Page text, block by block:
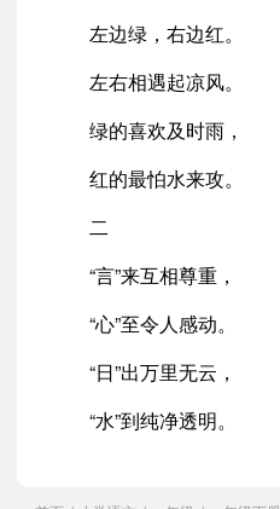
左边绿，右边红。
左右相遇起凉风。
绿的喜欢及时雨，
红的最怕水来攻。
二
“言”来互相尊重，
“心”至令人感动。
“日”出万里无云，
“水”到纯净透明。